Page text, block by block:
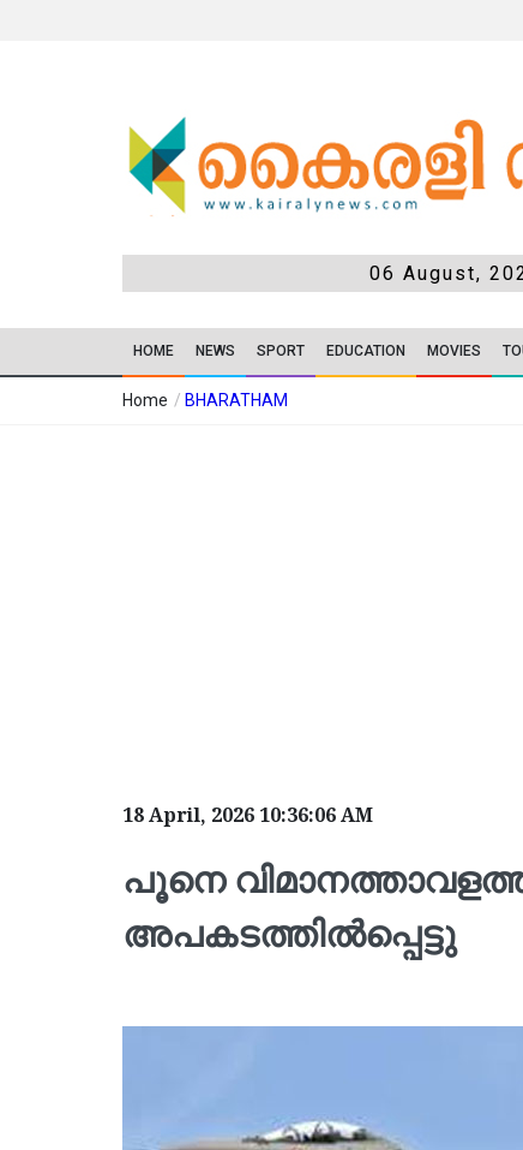
06 August,
HOME NEWS SPORT EDUCATION MOVIES
Home / BHARATHAM
18 April, 2026 10:36:06 AM
പൂനെ
അപകടത്തിൽപ്പെട്ടു